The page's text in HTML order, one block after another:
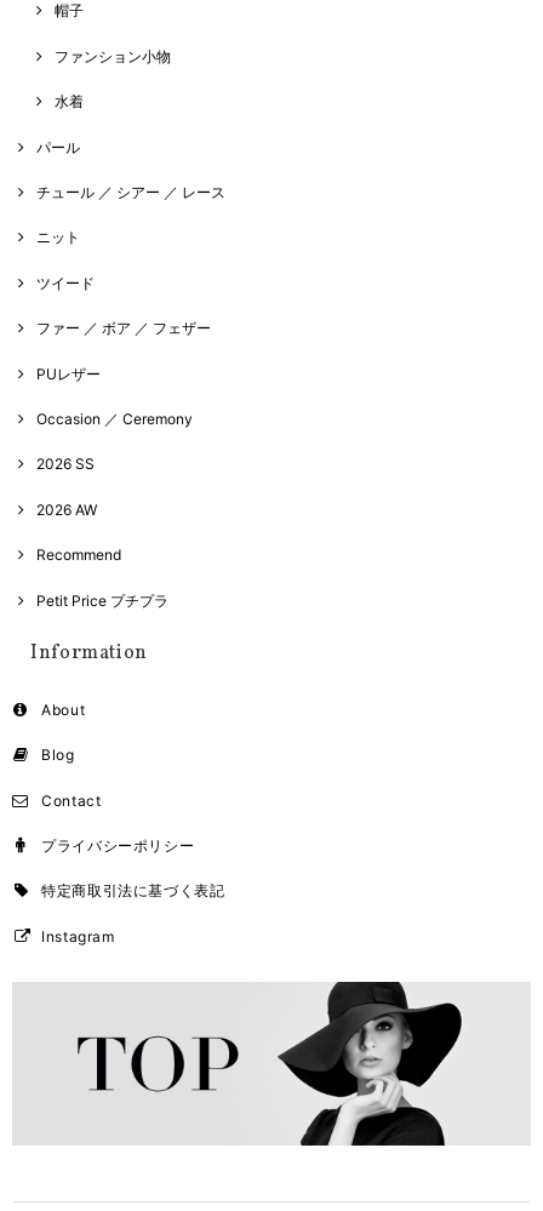
帽子
ファンション小物
水着
パール
チュール ／ シアー ／ レース
ニット
ツイード
ファー ／ ボア ／ フェザー
PUレザー
Occasion ／ Ceremony
2026 SS
2026 AW
Recommend
Petit Price プチプラ
Information
About
Blog
Contact
プライバシーポリシー
特定商取引法に基づく表記
Instagram